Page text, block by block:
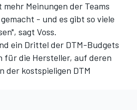
Meinungen der Teams
- und es gibt so viele
sagt Voss.
ein Drittel der DTM-Budgets
für die Hersteller, auf deren
der kostspieligen DTM